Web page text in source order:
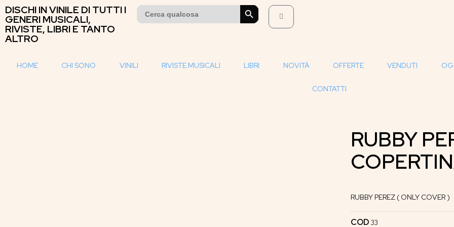
DISCHI IN VINILE DI TUTTI I
GENERI MUSICALI,
RIVISTE, LIBRI E TANTO
ALTRO
Search
for:
SEARCH BUTTON
HOME CHI SONO VINILI RIVISTE MUSICALI LIBRI NOVITÀ OFFERTE VENDUTI
CONTATTI
RUBBY
RUBBY PEREZ ( ONLY COVER )
COD 33